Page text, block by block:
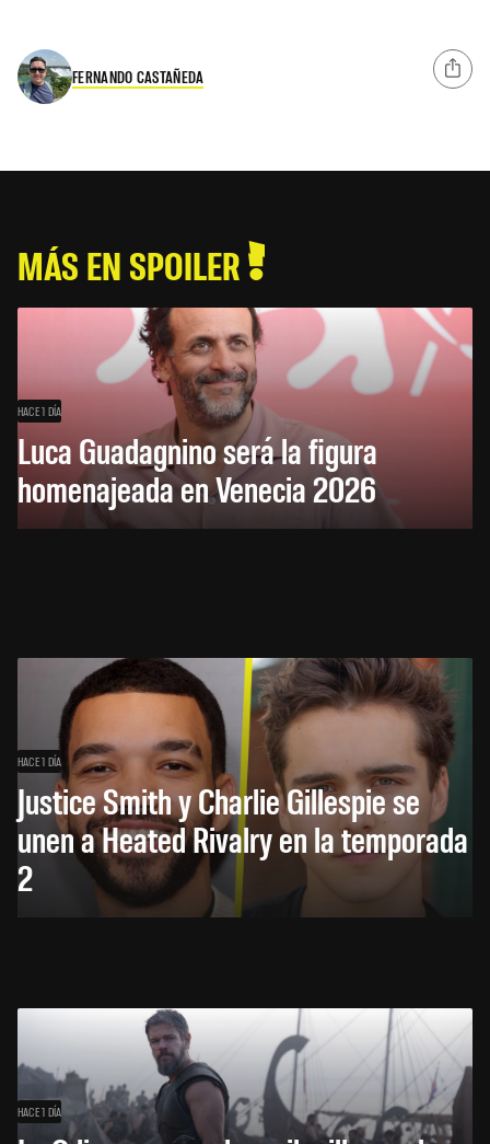
FERNANDO CASTAÑEDA
MÁS EN SPOILER
HACE 1 DÍA
Luca Guadagnino será la figura
homenajeada en Venecia 2026
HACE 1 DÍA
Justice Smith y Charlie Gillespie se
unen a Heated Rivalry en la temporada
2
HACE 1 DÍA